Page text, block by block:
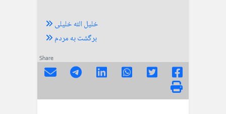
خلیل الله خلیلی
برگشت به مردم
Share